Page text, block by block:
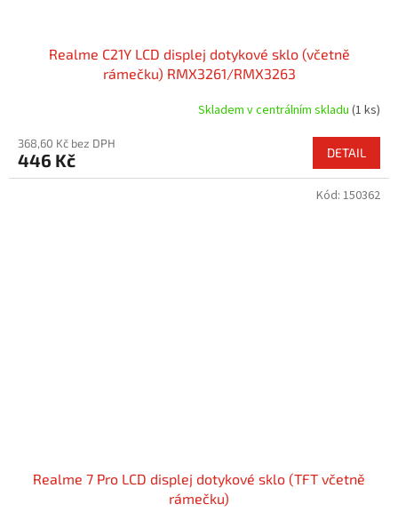
Realme C21Y LCD displej dotykové sklo (včetně
rámečku) RMX3261/RMX3263
Skladem v centrálním skladu (1 ks)
368,60 Kč bez DPH
446 Kč DETAIL
Realme 7 Pro LCD displej dotykové sklo (TFT včetně
rámečku)
Kód: 150362